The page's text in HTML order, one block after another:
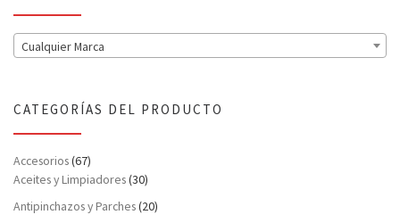
Cualquier Marca
CATEGORÍAS DEL PRODUCTO
Accesorios(67)
Aceites y Limpiadores(30)
Antipinchazos y Parches(20)